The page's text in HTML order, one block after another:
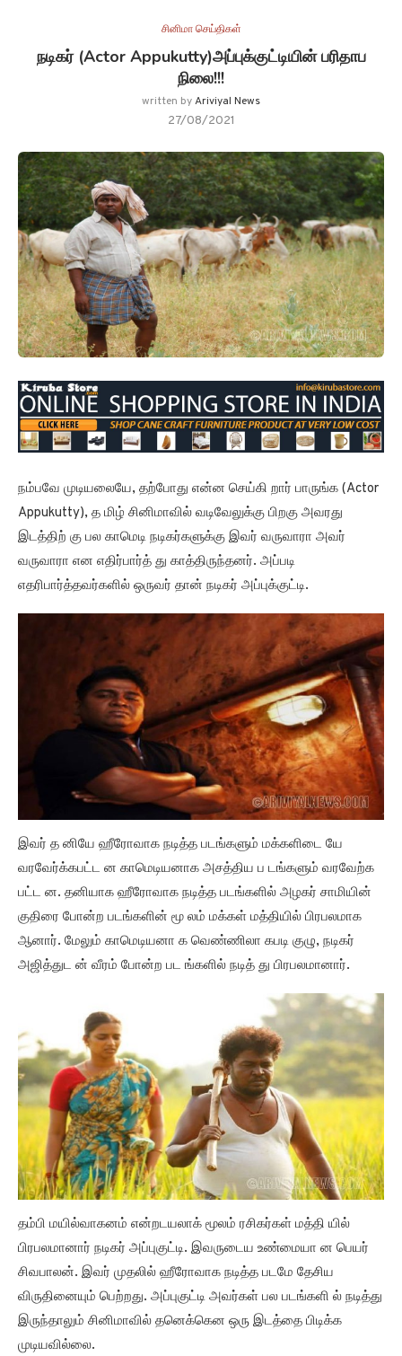
சினிமா செய்திகள்
நடிகர் (Actor Appukutty)அப்புக்குட்டியின் பரிதாப
நிலை!!!
written byAriviyal News
27/08/2021
நம்பவே முடியலையே, தற்போது என்ன செய்கி றார் பாருங்க (Actor
Appukutty), த மிழ் சினிமாவில் வடிவேலுக்கு பிறகு அவரது
இடத்திற் கு பல காமெடி நடிகர்களுக்கு இவர் வருவாரா அவர்
வருவாரா என எதிர்பார்த் து காத்திருந்தனர். அப்படி
எதரிபார்த்தவர்களில் ஒருவர் தான் நடிகர் அப்புக்குட்டி.
இவர் த னியே ஹீரோவாக நடித்த படங்களும் மக்களிடை யே
வரவேர்க்கபட்ட ன காமெடியனாக அசத்திய ப டங்களும் வரவேற்க
பட்ட ன. தனியாக ஹீரோவாக நடித்த படங்களில் அழகர் சாமியின்
குதிரை போன்ற படங்களின் மூ லம் மக்கள் மத்தியில் பிரபலமாக
ஆனார். மேலும் காமெடியனா க வெண்ணிலா கபடி குழு, நடிகர்
அஜித்துட ன் வீரம் போன்ற பட ங்களில் நடித் து பிரபலமானார்.
தம்பி மயில்வாகனம் என்றடயலாக் மூலம் ரசிகர்கள் மத்தி யில்
பிரபலமானார் நடிகர் அப்புகுட்டி. இவருடைய உண்மையா ன பெயர்
சிவபாலன். இவர் முதலில் ஹீரோவாக நடித்த படமே தேசிய
விருதினையும் பெற்றது. அப்புகுட்டி அவர்கள் பல படங்களி ல் நடித்து
இருந்தாலும் சினிமாவில் தனெக்கென ஒரு இடத்தை பிடிக்க
முடியவில்லை.